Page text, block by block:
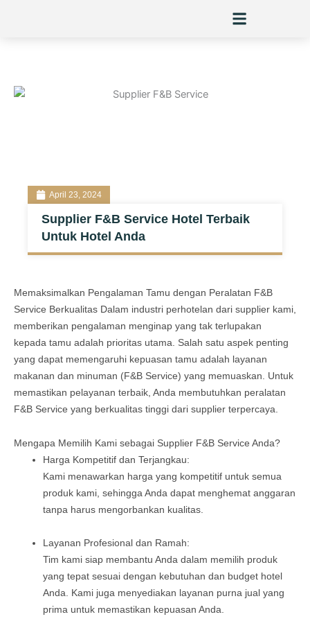
April 23, 2024
Supplier F&B Service Hotel Terbaik
Untuk Hotel Anda
Memaksimalkan Pengalaman Tamu dengan Peralatan F&B
Service Berkualitas Dalam industri perhotelan dari supplier kami,
memberikan pengalaman menginap yang tak terlupakan
kepada tamu adalah prioritas utama. Salah satu aspek penting
yang dapat memengaruhi kepuasan tamu adalah layanan
makanan dan minuman (F&B Service) yang memuaskan. Untuk
memastikan pelayanan terbaik, Anda membutuhkan peralatan
F&B Service yang berkualitas tinggi dari supplier terpercaya.
Mengapa Memilih Kami sebagai Supplier F&B Service Anda?
Harga Kompetitif dan Terjangkau:
Kami menawarkan harga yang kompetitif untuk semua
produk kami, sehingga Anda dapat menghemat anggaran
tanpa harus mengorbankan kualitas.
Layanan Profesional dan Ramah:
Tim kami siap membantu Anda dalam memilih produk
yang tepat sesuai dengan kebutuhan dan budget hotel
Anda. Kami juga menyediakan layanan purna jual yang
prima untuk memastikan kepuasan Anda.